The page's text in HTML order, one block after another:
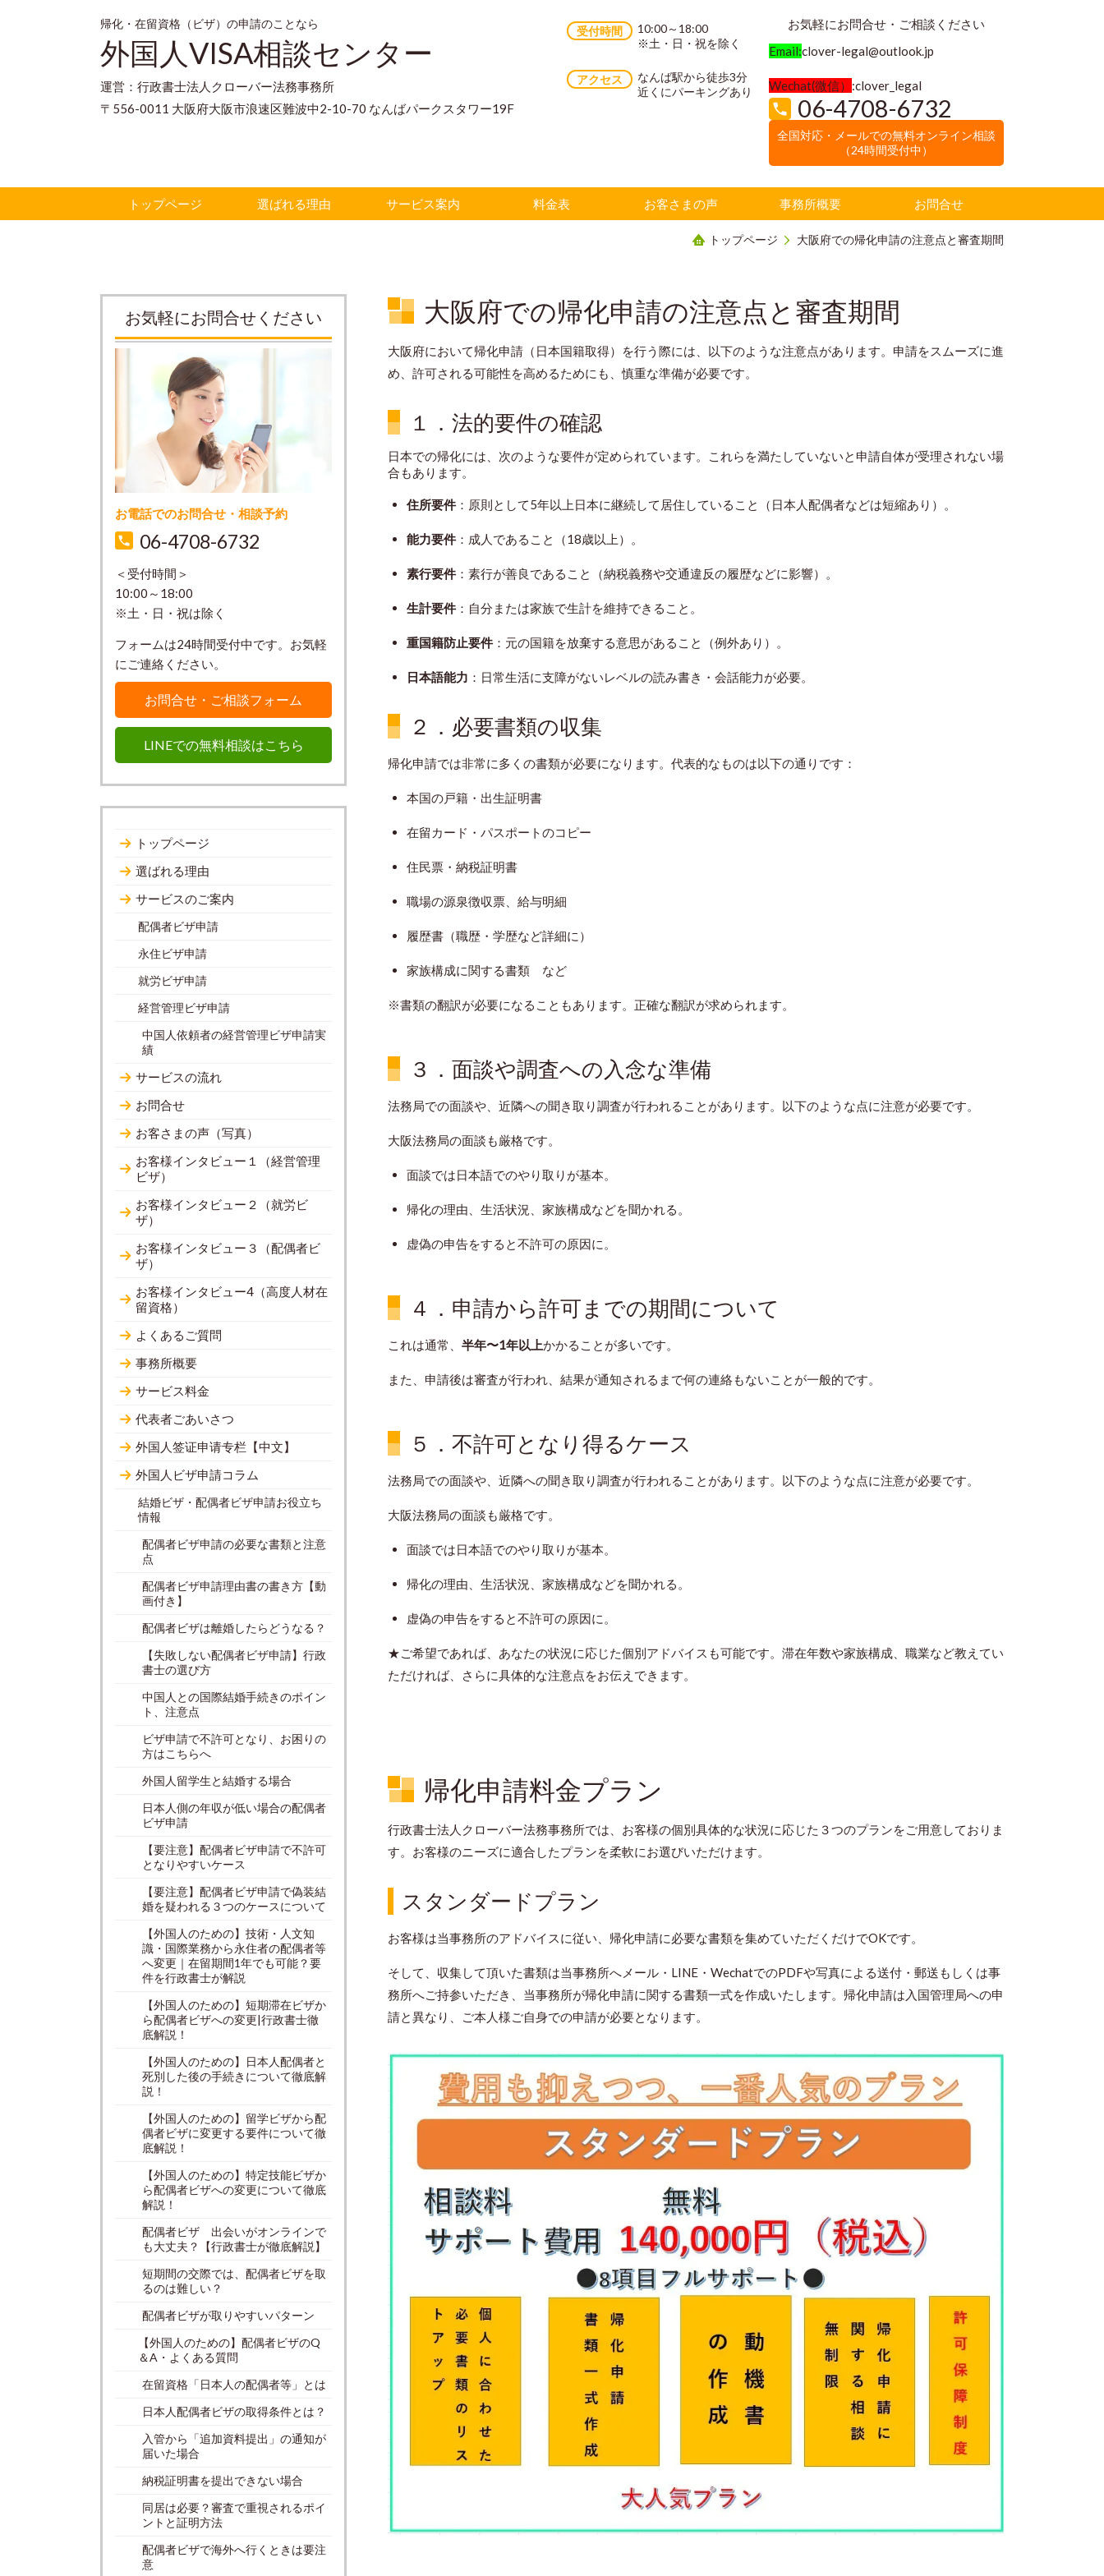
帰化・在留資格（ビザ）の申請のことなら
外国人VISA相談センター
運営：行政書士法人クローバー法務事務所
〒556-0011 大阪府大阪市浪速区難波中2-10-70 なんばパークスタワー19F
受付時間
10:00～18:00
※土・日・祝を除く
アクセス
なんば駅から徒歩3分
近くにパーキングあり
お気軽にお問合せ・ご相談ください
Email:clover-legal@outlook.jp
Wechat(微信） :clover_legal
06-4708-6732
全国対応・メールでの無料オンライン相談
（24時間受付中）
トップページ 選ばれる理由 サービス案内 料金表 お客さまの声 事務所概要 お問合せ
トップページ 大阪府での帰化申請の注意点と審査期間
大阪府での帰化申請の注意点と審査期間
大阪府において帰化申請（日本国籍取得）を行う際には、以下のような注意点があります。申請をスムーズに進
め、許可される可能性を高めるためにも、慎重な準備が必要です。
１．法的要件の確認
日本での帰化には、次のような要件が定められています。これらを満たしていないと申請自体が受理されない場
合もあります。
住所要件：原則として5年以上日本に継続して居住していること（日本人配偶者などは短縮あり）。
能力要件：成人であること（18歳以上）。
素行要件：素行が善良であること（納税義務や交通違反の履歴などに影響）。
生計要件：自分または家族で生計を維持できること。
重国籍防止要件：元の国籍を放棄する意思があること（例外あり）。
日本語能力 ：日常生活に支障がないレベルの読み書き・会話能力が必要。
２．必要書類の収集
帰化申請では非常に多くの書類が必要になります。代表的なものは以下の通りです：
本国の戸籍・出生証明書
在留カード・パスポートのコピー
住民票・納税証明書
職場の源泉徴収票、給与明細
履歴書（職歴・学歴など詳細に）
家族構成に関する書類 など
※書類の翻訳が必要になることもあります。正確な翻訳が求められます。
３．面談や調査への入念な準備
法務局での面談や、近隣への聞き取り調査が行われることがあります。以下のような点に注意が必要です。
大阪法務局の面談も厳格です。
面談では日本語でのやり取りが基本。
帰化の理由、生活状況、家族構成などを聞かれる。
虚偽の申告をすると不許可の原因に。
４．申請から許可までの期間について
これは通常、 半年〜1年以上かかることが多いです。
また、 申請後は審査が行われ、結果が通知されるまで何の連絡もないことが一般的です。
５．不許可となり得るケース
法務局での面談や、近隣への聞き取り調査が行われることがあります。以下のような点に注意が必要です。
大阪法務局の面談も厳格です。
面談では日本語でのやり取りが基本。
帰化の理由、生活状況、家族構成などを聞かれる。
虚偽の申告をすると不許可の原因に。
★ご希望であれば、あなたの状況に応じた個別アドバイスも可能です。滞在年数や家族構成、職業など教えてい
ただければ、さらに具体的な注意点をお伝えできます。
帰化申請料金プラン
行政書士法人クローバー法務事務所では、お客様の個別具体的な状況に応じた３つのプランをご用意しておりま
す。お客様のニーズに適合したプランを柔軟にお選びいただけます。
スタンダードプラン
お客様は当事務所のアドバイスに従い、帰化申請に必要な書類を集めていただくだけでOKです。
そして、収集して頂いた書類は当事務所へメール・LINE・WechatでのPDFや写真による送付・郵送もしくは事
務所へご持参いただき、当事務所が帰化申請に関する書類一式を作成いたします。帰化申請は入国管理局への申
請と異なり、ご本人様ご自身での申請が必要となります。
お気軽にお問合せください
お電話でのお問合せ・相談予約
06-4708-6732
＜受付時間＞
10:00～18:00
※土・日・祝は除く
フォームは24時間受付中です。お気軽
にご連絡ください。
お問合せ・ご相談フォーム
LINEでの無料相談はこちら
トップページ
選ばれる理由
サービスのご案内
配偶者ビザ申請
永住ビザ申請
就労ビザ申請
経営管理ビザ申請
中国人依頼者の経営管理ビザ申請実
績
サービスの流れ
お問合せ
お客さまの声（写真）
お客様インタビュー１（経営管理
ビザ）
お客様インタビュー２（就労ビ
ザ）
お客様インタビュー３（配偶者ビ
ザ）
お客様インタビュー4（高度人材在
留資格）
よくあるご質問
事務所概要
サービス料金
代表者ごあいさつ
外国人签证申请专栏【中文】
外国人ビザ申請コラム
結婚ビザ・配偶者ビザ申請お役立ち
情報
配偶者ビザ申請の必要な書類と注意
点
配偶者ビザ申請理由書の書き方【動
画付き】
配偶者ビザは離婚したらどうなる？
【失敗しない配偶者ビザ申請】行政
書士の選び方
中国人との国際結婚手続きのポイン
ト、注意点
ビザ申請で不許可となり、お困りの
方はこちらへ
外国人留学生と結婚する場合
日本人側の年収が低い場合の配偶者
ビザ申請
【要注意】配偶者ビザ申請で不許可
となりやすいケース
【要注意】配偶者ビザ申請で偽装結
婚を疑われる３つのケースについて
【外国人のための】技術・人文知
識・国際業務から永住者の配偶者等
へ変更｜在留期間1年でも可能？要
件を行政書士が解説
【外国人のための】短期滞在ビザか
ら配偶者ビザへの変更|行政書士徹
底解説！
【外国人のための】日本人配偶者と
死別した後の手続きについて徹底解
説！
【外国人のための】留学ビザから配
偶者ビザに変更する要件について徹
底解説！
【外国人のための】特定技能ビザか
ら配偶者ビザへの変更について徹底
解説！
配偶者ビザ 出会いがオンラインで
も大丈夫？【行政書士が徹底解説】
短期間の交際では、配偶者ビザを取
るのは難しい？
配偶者ビザが取りやすいパターン
【外国人のための】配偶者ビザのQ
＆A・よくある質問
在留資格「日本人の配偶者等」とは
日本人配偶者ビザの取得条件とは？
入管から「追加資料提出」の通知が
届いた場合
納税証明書を提出できない場合
同居は必要？審査で重視されるポイ
ントと証明方法
配偶者ビザで海外へ行くときは要注
意